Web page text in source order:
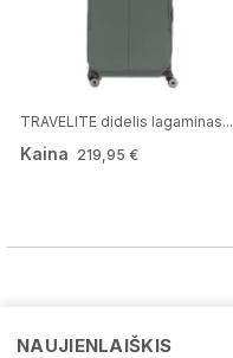
TRAVELITE didelis lagaminas...
Kaina 219,95 €
NAUJIENLAIŠKIS